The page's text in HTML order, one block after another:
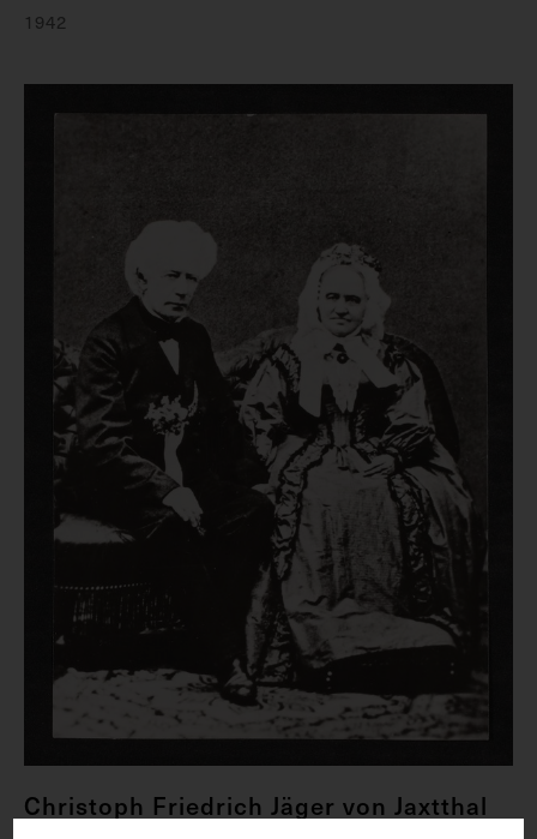
1942
Christoph Friedrich Jäger von Jaxtthal